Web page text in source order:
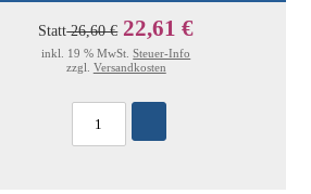
Statt26,60 € 22,61 €
inkl. 19 % MwSt.Steuer-Info
zzgl. Versandkosten